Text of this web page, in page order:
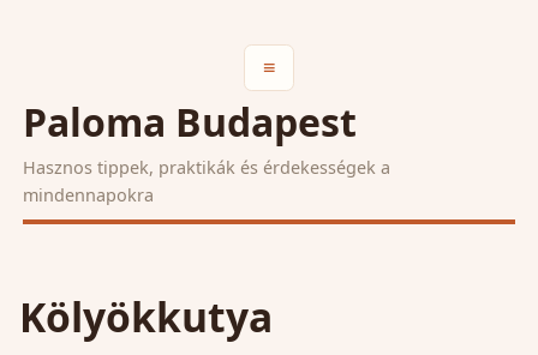
≡
Paloma Budapest
Hasznos tippek, praktikák és érdekességek a
mindennapokra
Kölyökkutya